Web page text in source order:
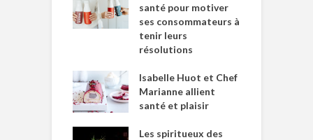
santé pour motiver
ses consommateurs à
tenir leurs
résolutions
Isabelle Huot et Chef
Marianne allient
santé et plaisir
Les spiritueux des